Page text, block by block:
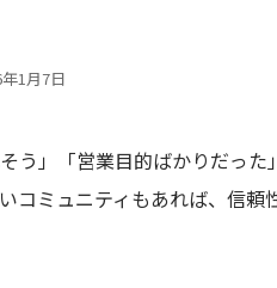
1月7日
う」「営業目的ばかりだった
コミュニティもあれば、信頼